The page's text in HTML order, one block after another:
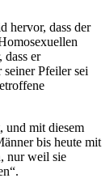
hervor, dass der
dass er
seiner Pfeiler sei
und mit diesem
bis heute mit
nur weil sie